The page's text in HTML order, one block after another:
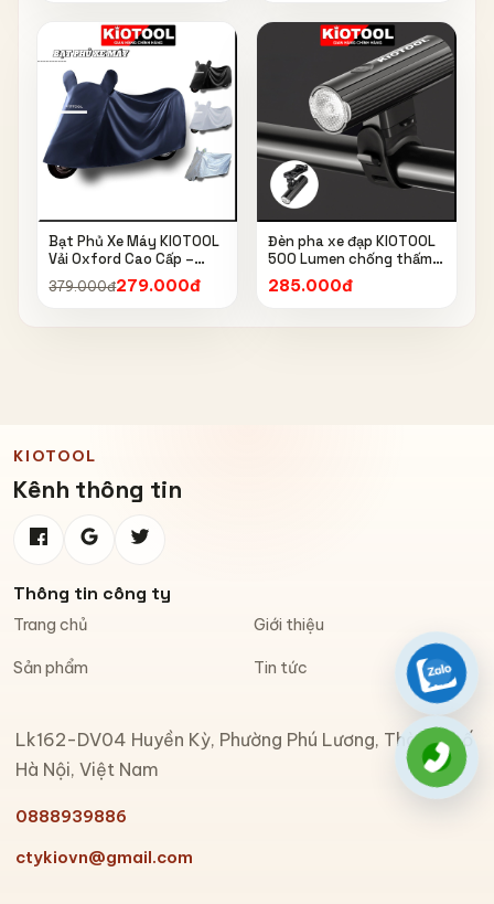
Bạt Phủ Xe Máy KIOTOOL
Vải Oxford Cao Cấp –
Chống Nắng, Chống Mưa,
Chống Bụi, Chống Tia UV,
379.000đ279.000đ
Đèn pha xe đạp KIOTOOL
500 Lumen chống thấm
nước IPX6 6603
285.000đ
KIOTOOL
Kênh thông tin
Thông tin công ty
Trang chủ Giới thiệu
Sản phẩm Tin tức
Lk162-DV04 Huyền Kỳ, Phường Phú Lương, Thành phố
Hà Nội, Việt Nam
0888939886
ctykiovn@gmail.com
Zalo
Gọi